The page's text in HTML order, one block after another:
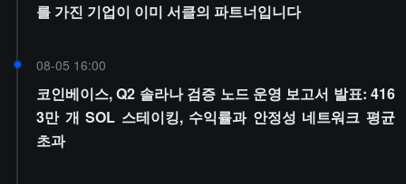
를 가진 기업이 이미 서클의 파트너입니다
08-05 16:00
코인베이스, Q2 솔라나 검증 노드 운영 보고서 발표: 416
3만 개 SOL 스테이킹, 수익률과 안정성 네트워크 평균
초과